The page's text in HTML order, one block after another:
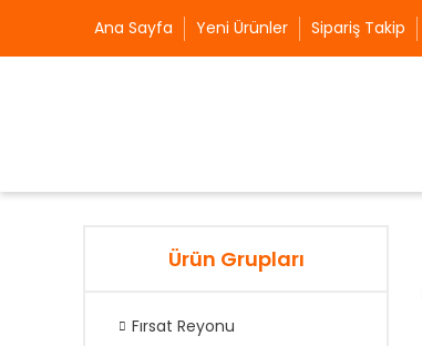
Ana Sayfa Yeni Ürünler Sipariş Takip
Ürün Grupları
Fırsat Reyonu